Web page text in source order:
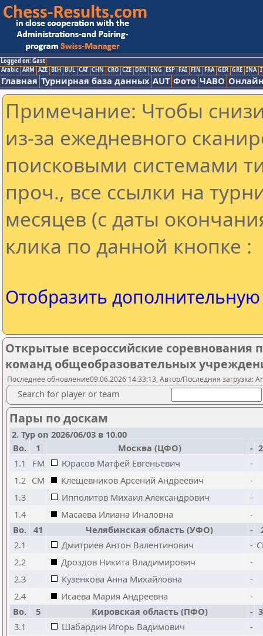
Logged on: Gast
Arabic ARM AZE BIH BUL CAT CHN CRO CZE DEN ENG ESP FAI FIN FRA GER GRE INA
Главная Турнирная база данных AUT Фото ЧАВО
Примечание: Чтобы
из-за ежедневного
поисковыми системами
проч., все ссылки на
месяцев (с даты
клика по данной кнопке :
Отобразить
Открытые всероссийские
команд общеобразовательных
Последнее обновление09.06.2026 14:33:13, Автор/Последняя загрузка:
Search for player or team
Пары по доскам
2. Тур on 2026/06/03 в 10.00
Bo.
1 Москва (ЦФО) -
1.1
FM Юрасов Матфей Евгеньевич
-
1.2 CM Клещевников Арсений Андреевич
-
1.3
Ипполитов Михаил Александрович
-
1.4
Масаева Илиана Иналовна
-
Bo. 41 Челябинская область (УФО) -
2.1
Дмитриев Антон Валентинович -
2.2
Дроздов Никита Владимирович
-
2.3
Кузенкова Анна Михайловна
-
2.4
Исаева Мария Андреевна
-
Bo.
5 Кировская область (ПФО) -
3.1
Шабардин Игорь Вадимович
-